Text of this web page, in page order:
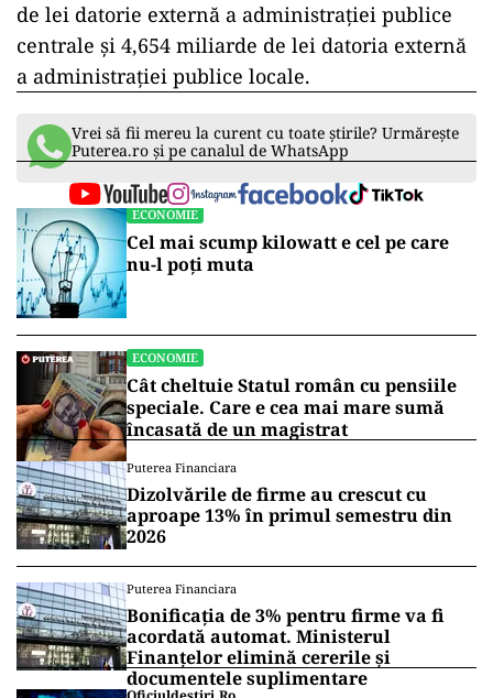
de lei datorie externă a administraţiei publice
centrale şi 4,654 miliarde de lei datoria externă
a administraţiei publice locale.
Vrei să fii mereu la curent cu toate știrile? Urmărește
Puterea.ro și pe canalul de WhatsApp
ECONOMIE
Cel mai scump kilowatt e cel pe care
nu-l poți muta
ECONOMIE
Cât cheltuie Statul român cu pensiile
speciale. Care e cea mai mare sumă
încasată de un magistrat
Puterea Financiara
Dizolvările de firme au crescut cu
aproape 13% în primul semestru din
2026
Puterea Financiara
Bonificația de 3% pentru firme va fi
acordată automat. Ministerul
Finanțelor elimină cererile și
documentele suplimentare